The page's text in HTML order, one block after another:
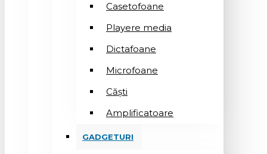
Casetofoane
Playere media
Dictafoane
Microfoane
Căşti
Amplificatoare
GADGETURI